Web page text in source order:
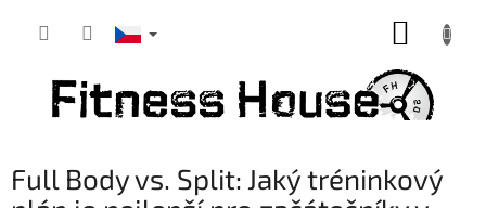
Full Body vs. Split: Jaký tréninkový